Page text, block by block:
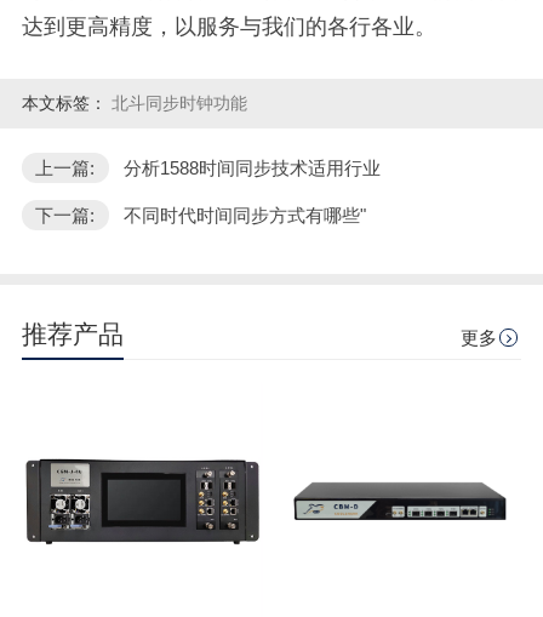
达到更高精度，以服务与我们的各行各业。
本文标签： 北斗同步时钟功能
上一篇: 分析1588时间同步技术适用行业
下一篇: 不同时代时间同步方式有哪些"
推荐产品 更多